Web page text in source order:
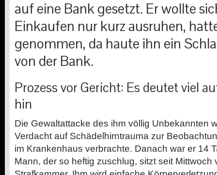
auf eine Bank gesetzt. Er wollte
Einkaufen nur kurz ausruhen,
genommen, da haute ihn ein
von der Bank.
Prozess vor Gericht: Es deutet viel
hin
Die Gewaltattacke des ihm völlig Unbekannten
Verdacht auf Schädelhirntrauma zur
im Krankenhaus verbrachte. Danach war er 14
Mann, der so heftig zuschlug, sitzt seit Mittwoch